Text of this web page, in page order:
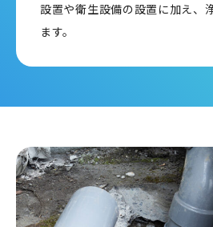
設置や衛生設備の設置に加え、
ます。